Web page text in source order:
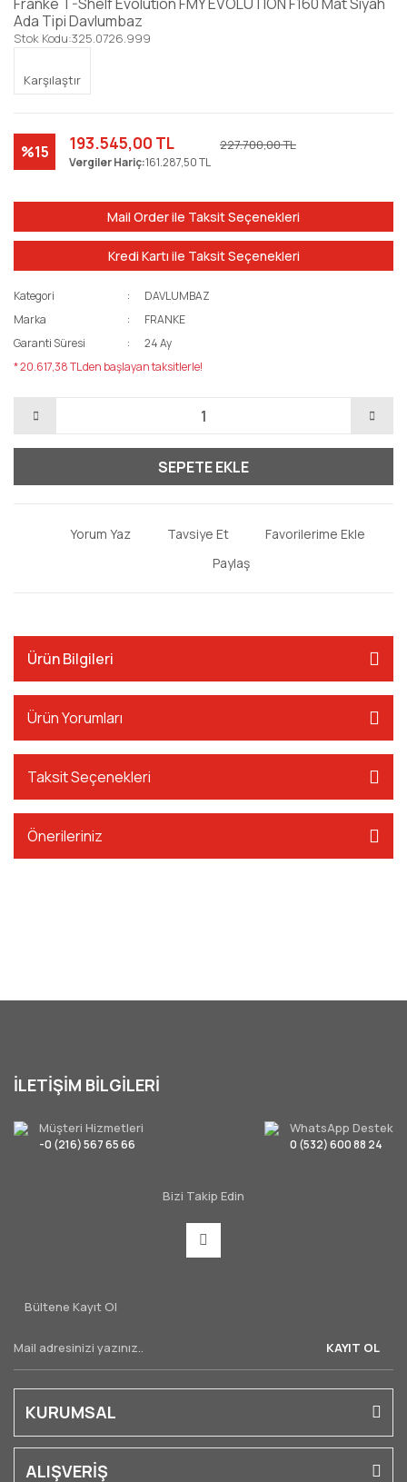
Ada Tipi Davlumbaz
Stok Kodu:325.0726.999
Karşılaştır
%15 193.545,00 TL
Vergiler Hariç:161.287,50 TL
227.700,00 TL
Mail Order ile Taksit Seçenekleri
Kredi Kartı ile Taksit Seçenekleri
Kategori
DAVLUMBAZ
Marka
FRANKE
Garanti Süresi
24 Ay
* 20.617,38 TL den başlayan taksitlerle!
SEPETE EKLE
Yorum Yaz
Tavsiye Et
Paylaş
Ürün Bilgileri
Ürün Yorumları
Taksit Seçenekleri
Önerileriniz
İLETİŞİM BİLGİLERİ
Müşteri Hizmetleri
-0 (216) 567 65 66
WhatsApp Destek
0 (532) 600 88 24
Bizi Takip Edin
Bültene Kayıt Ol
KAYIT OL
KURUMSAL
ALIŞVERİŞ